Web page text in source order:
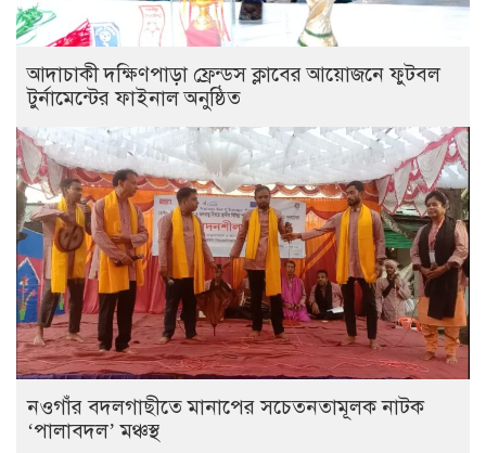
আদাচাকী দক্ষিণপাড়া ফ্রেন্ডস ক্লাবের আয়োজনে ফুটবল
টুর্নামেন্টের ফাইনাল অনুষ্ঠিত
নওগাঁর বদলগাছীতে মানাপের সচেতনতামূলক নাটক
‘পালাবদল’ মঞ্চস্থ